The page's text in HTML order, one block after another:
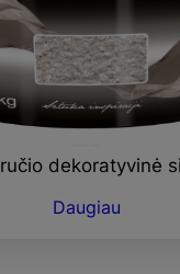
dekoratyvinė
Daugiau